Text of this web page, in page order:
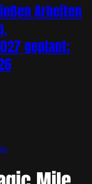
Arbeiten
geplant;